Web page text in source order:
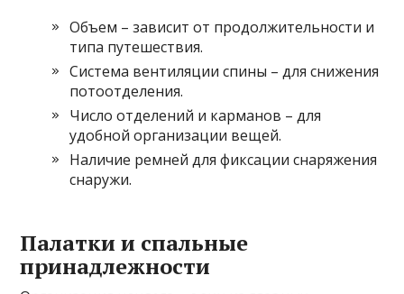
Объем – зависит от продолжительности и
типа путешествия.
Система вентиляции спины – для снижения
потоотделения.
Число отделений и карманов – для
удобной организации вещей.
Наличие ремней для фиксации снаряжения
снаружи.
Палатки и спальные
принадлежности